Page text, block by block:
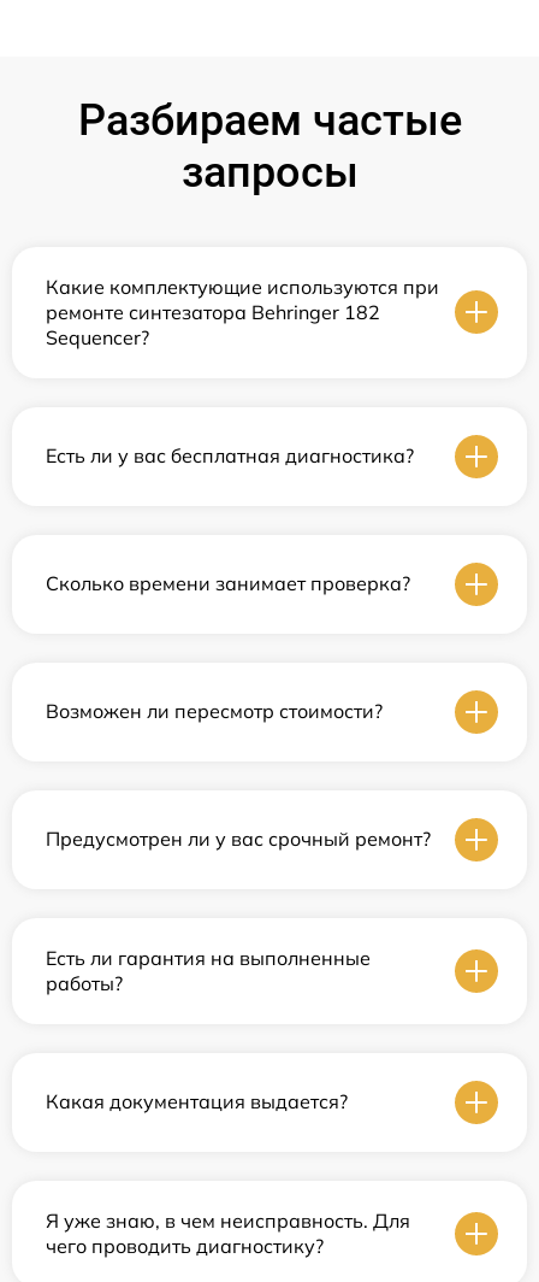
Разбираем частые
запросы
Какие комплектующие используются при
ремонте синтезатора Behringer 182
Sequencer?
Есть ли у вас бесплатная диагностика?
Сколько времени занимает проверка?
Возможен ли пересмотр стоимости?
Предусмотрен ли у вас срочный ремонт?
Есть ли гарантия на выполненные
работы?
Какая документация выдается?
Я уже знаю, в чем неисправность. Для
чего проводить диагностику?